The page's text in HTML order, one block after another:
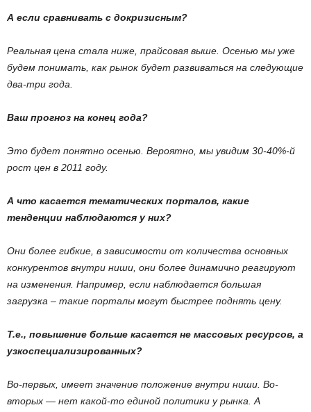
А если сравнивать с докризисным?
Реальная цена стала ниже, прайсовая выше. Осенью мы уже
будем понимать, как рынок будет развиваться на следующие
два-три года.
Ваш прогноз на конец года?
Это будет понятно осенью. Вероятно, мы увидим 30-40%-й
рост цен в 2011 году.
А что касается тематических порталов, какие
тенденции наблюдаются у них?
Они более гибкие, в зависимости от количества основных
конкурентов внутри ниши, они более динамично реагируют
на изменения. Например, если наблюдается большая
загрузка – такие порталы могут быстрее поднять цену.
Т.е., повышение больше касается не массовых ресурсов, а
узкоспециализированных?
Во-первых, имеет значение положение внутри ниши. Во-
вторых — нет какой-то единой политики у рынка. А